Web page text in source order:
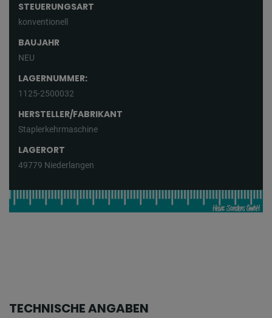
STEUERUNGSART
konventionell
BAUJAHR
NEU
LAGERNUMMER:
1125-2500032
HERSTELLER/FABRIKANT
Staplerkehrmaschine
LAGERORT
49779 Niederlangen
TECHNISCHE ANGABEN